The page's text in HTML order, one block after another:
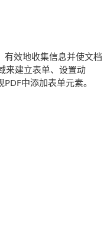
有效地收集信息并使文档
来建立表单、设置动
中添加表单元素。